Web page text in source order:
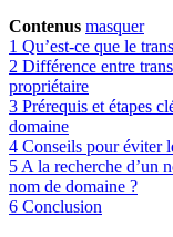
Contenus masquer
1 Qu’est-ce que le
2 Différence entre
propriétaire
3 Prérequis et étapes
domaine
4 Conseils pour éviter
5 A la recherche d’un
nom de domaine ?
6 Conclusion